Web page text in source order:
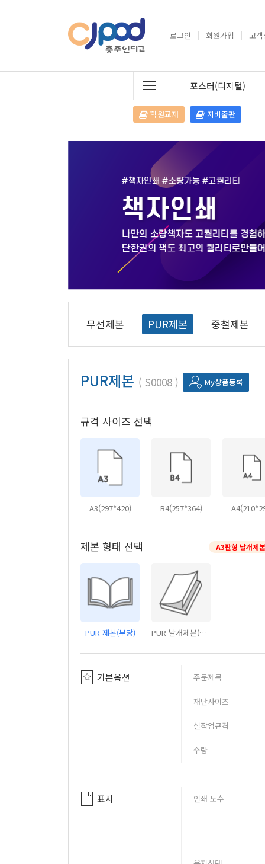
로그인 회원가입 고
포스터(디지털)
학원교재 자비출판
무선제본 PUR제본 중철제본
PUR제본 S0008 My상품등록
규격 사이즈 선택
A3(297*420) B4(257*364)
제본 형태 선택 A3판형 날개제
PUR 제본(부당) PUR 날개제본(부당)
기본옵션 주문제목
재단사이즈
실작업규격
수량
표지 인쇄 도수